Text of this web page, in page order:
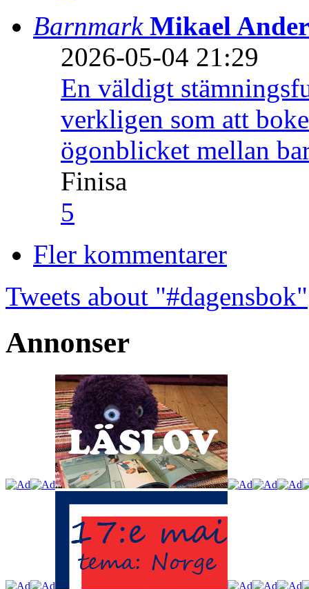
Barnmark Mikael
2026-05-04 21:29
En väldigt
verkligen som att
ögonblicket mellan
Finisa
5
Fler kommentarer
Tweets about "#dagensbok"
Annonser